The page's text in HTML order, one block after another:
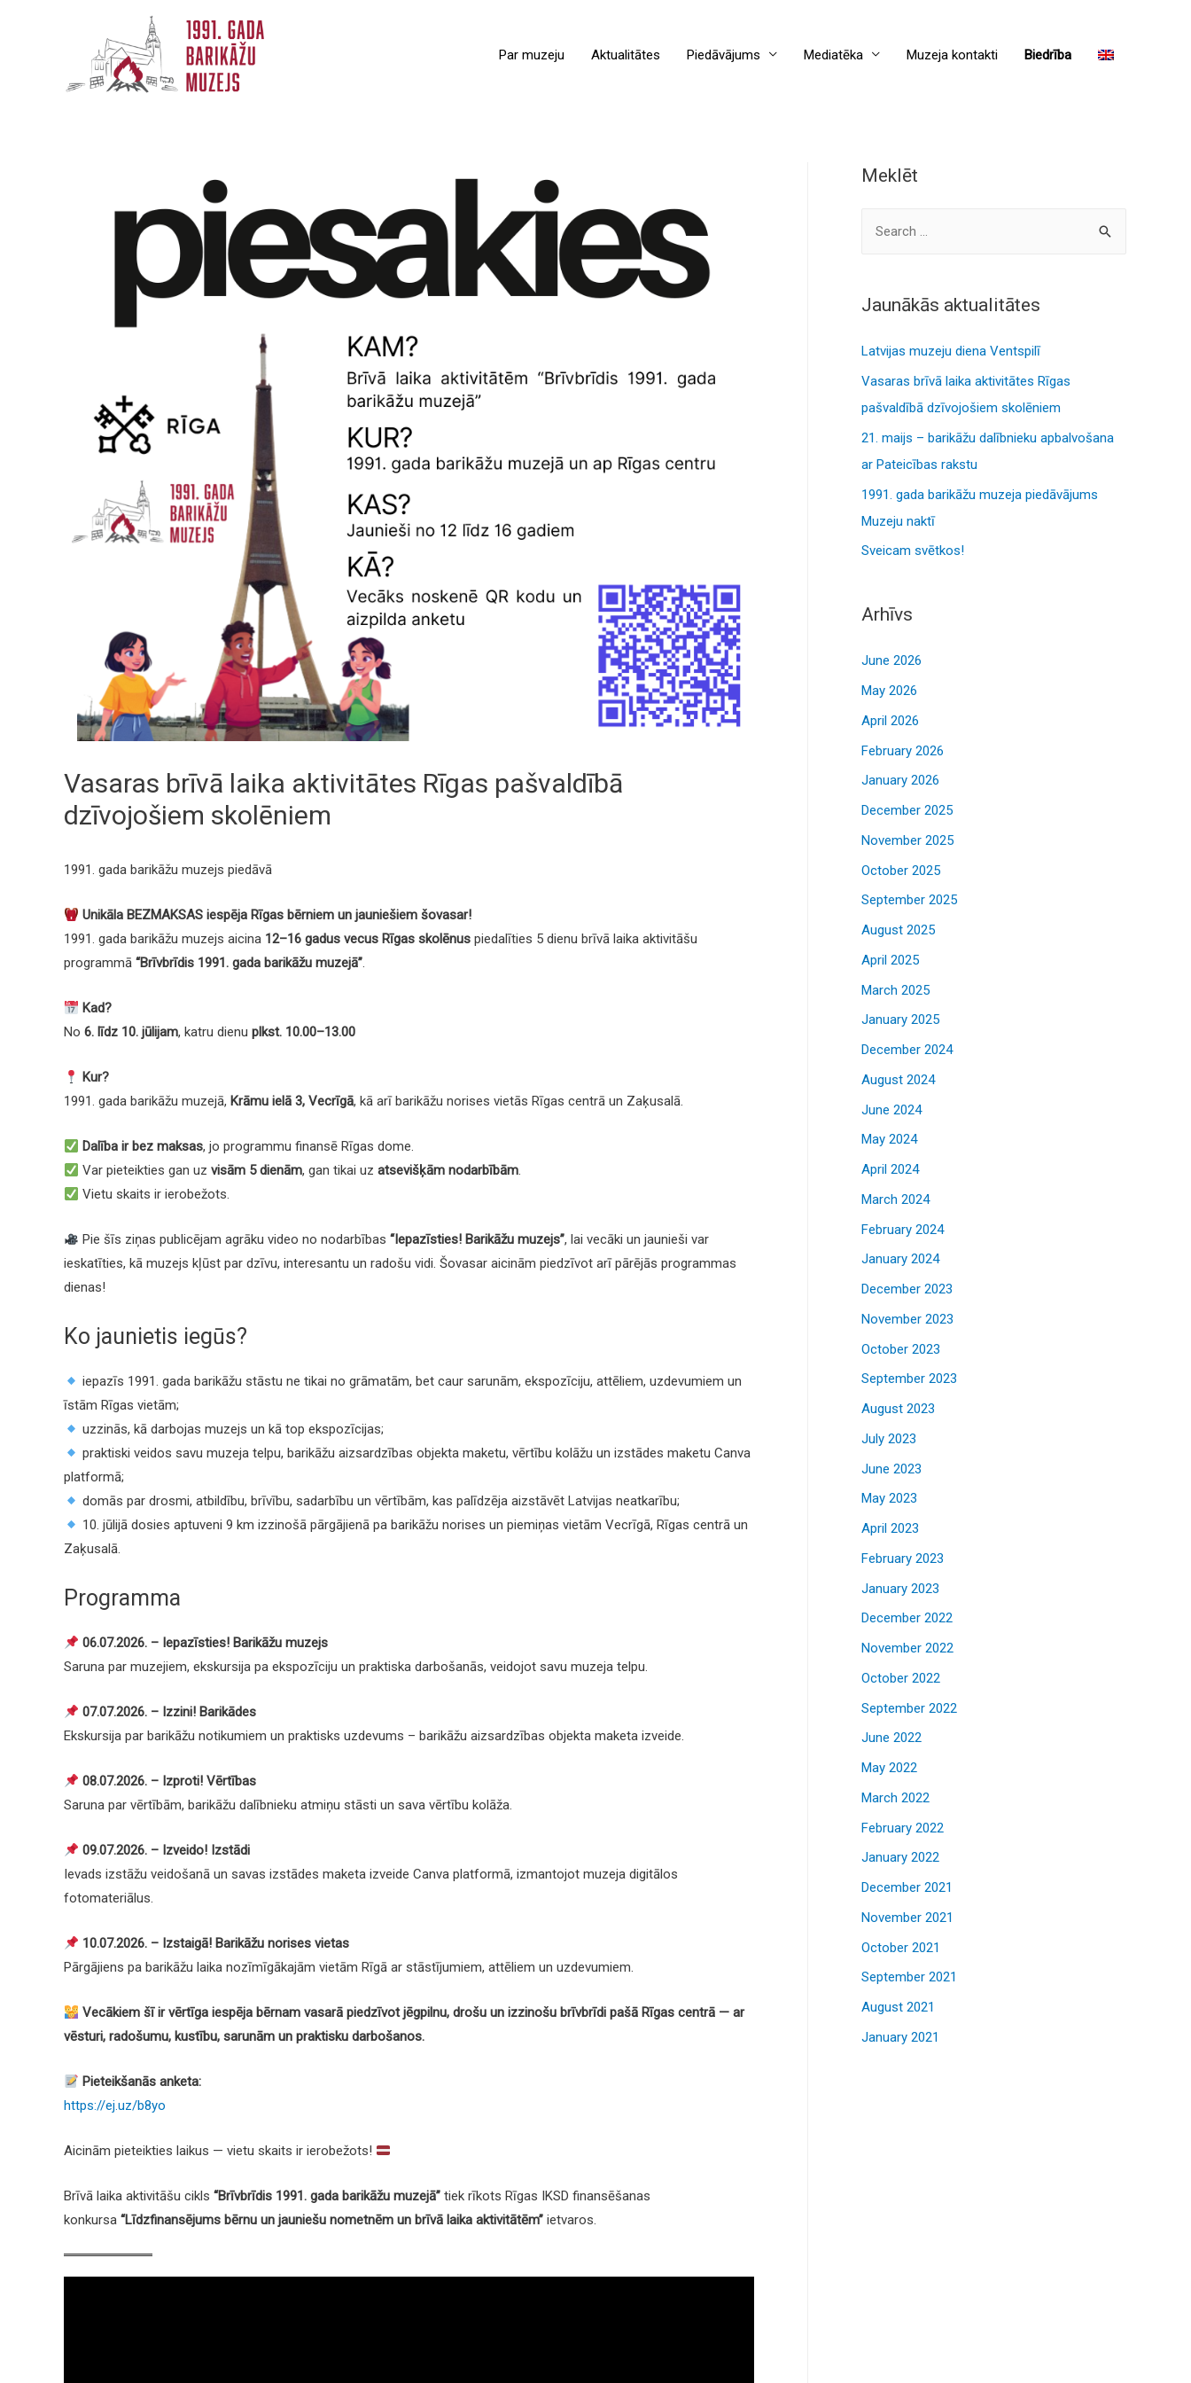
Par muzeju Aktualitātes Piedāvājums Mediatēka Muzeja kontakti Biedrība
Vasaras brīvā laika aktivitātes Rīgas pašvaldībā
dzīvojošiem skolēniem
1991. gada barikāžu muzejs piedāvā
Unikāla BEZMAKSAS iespēja Rīgas bērniem un jauniešiem šovasar!
1991. gada barikāžu muzejs aicina 12–16 gadus vecus Rīgas skolēnus piedalīties 5 dienu brīvā laika aktivitāšu
programmā “Brīvbrīdis 1991. gada barikāžu muzejā”.
Kad?
No 6. līdz 10. jūlijam, katru dienu plkst. 10.00–13.00
Kur?
1991. gada barikāžu muzejā, Krāmu ielā 3, Vecrīgā, kā arī barikāžu norises vietās Rīgas centrā un Zaķusalā.
Dalība ir bez maksas, jo programmu finansē Rīgas dome.
Var pieteikties gan uzvisām 5 dienām, gan tikai uzatsevišķām nodarbībām.
Vietu skaits ir ierobežots.
Pie šīs ziņas publicējam agrāku video no nodarbības“Iepazīsties! Barikāžu muzejs”, lai vecāki un jaunieši var
ieskatīties, kā muzejs kļūst par dzīvu, interesantu un radošu vidi. Šovasar aicinām piedzīvot arī pārējās programmas
dienas!
Ko jaunietis iegūs?
iepazīs 1991. gada barikāžu stāstu ne tikai no grāmatām, bet caur sarunām, ekspozīciju, attēliem, uzdevumiem un
īstām Rīgas vietām;
uzzinās, kā darbojas muzejs un kā top ekspozīcijas;
praktiski veidos savu muzeja telpu, barikāžu aizsardzības objekta maketu, vērtību kolāžu un izstādes maketu Canva
platformā;
domās par drosmi, atbildību, brīvību, sadarbību un vērtībām, kas palīdzēja aizstāvēt Latvijas neatkarību;
10. jūlijā dosies aptuveni 9 km izzinošā pārgājienā pa barikāžu norises un piemiņas vietām Vecrīgā, Rīgas centrā un
Zaķusalā.
Programma
06.07.2026. – Iepazīsties! Barikāžu muzejs
Saruna par muzejiem, ekskursija pa ekspozīciju un praktiska darbošanās, veidojot savu muzeja telpu.
07.07.2026. – Izzini! Barikādes
Ekskursija par barikāžu notikumiem un praktisks uzdevums – barikāžu aizsardzības objekta maketa izveide.
08.07.2026. – Izproti! Vērtības
Saruna par vērtībām, barikāžu dalībnieku atmiņu stāsti un sava vērtību kolāža.
09.07.2026. – Izveido! Izstādi
Ievads izstāžu veidošanā un savas izstādes maketa izveide Canva platformā, izmantojot muzeja digitālos
fotomateriālus.
10.07.2026. – Izstaigā! Barikāžu norises vietas
Pārgājiens pa barikāžu laika nozīmīgākajām vietām Rīgā ar stāstījumiem, attēliem un uzdevumiem.
Vecākiem šī ir vērtīga iespēja bērnam vasarā piedzīvot jēgpilnu, drošu un izzinošu brīvbrīdi pašā Rīgas centrā — ar
vēsturi, radošumu, kustību, sarunām un praktisku darbošanos.
Pieteikšanās anketa:
https://ej.uz/b8yo
Aicinām pieteikties laikus — vietu skaits ir ierobežots!
Brīvā laika aktivitāšu cikls “Brīvbrīdis 1991. gada barikāžu muzejā” tiek rīkots Rīgas IKSD finansēšanas
konkursa “Līdzfinansējums bērnu un jauniešu nometnēm un brīvā laika aktivitātēm” ietvaros.
Meklēt
h
f
o
r
:
Jaunākās aktualitātes
Latvijas muzeju diena Ventspilī
Vasaras brīvā laika aktivitātes Rīgas
pašvaldībā dzīvojošiem skolēniem
21. maijs – barikāžu dalībnieku apbalvošana
ar Pateicības rakstu
1991. gada barikāžu muzeja piedāvājums
Muzeju naktī
Sveicam svētkos!
Arhīvs
June 2026
May 2026
April 2026
February 2026
January 2026
December 2025
November 2025
October 2025
September 2025
August 2025
April 2025
March 2025
January 2025
December 2024
August 2024
June 2024
May 2024
April 2024
March 2024
February 2024
January 2024
December 2023
November 2023
October 2023
September 2023
August 2023
July 2023
June 2023
May 2023
April 2023
February 2023
January 2023
December 2022
November 2022
October 2022
September 2022
June 2022
May 2022
March 2022
February 2022
January 2022
December 2021
November 2021
October 2021
September 2021
August 2021
January 2021